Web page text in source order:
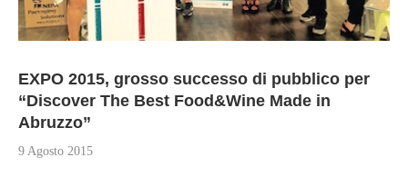
EXPO 2015, grosso successo di pubblico per
“Discover The Best Food&Wine Made in
Abruzzo”
9 Agosto 2015